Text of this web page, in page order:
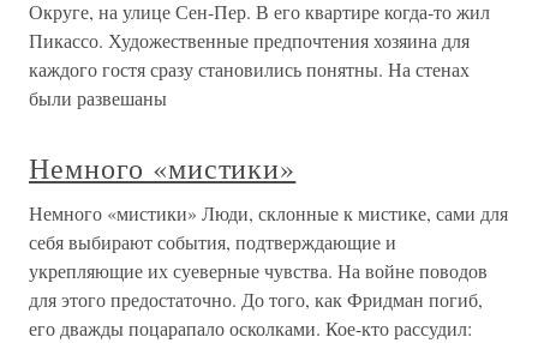
Округе, на улице Сен-Пер. В его квартире когда-то жил
Пикассо. Художественные предпочтения хозяина для
каждого гостя сразу становились понятны. На стенах
были развешаны
Немного «мистики»
Немного «мистики» Люди, склонные к мистике, сами для
себя выбирают события, подтверждающие и
укрепляющие их суеверные чувства. На войне поводов
для этого предостаточно. До того, как Фридман погиб,
его дважды поцарапало осколками. Кое-кто рассудил: